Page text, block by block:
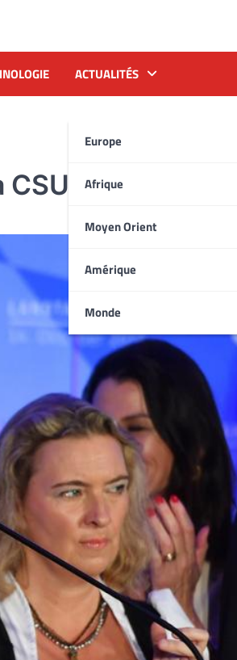
ACTUALITÉS
Europe
Afrique
Moyen Orient
Amérique
Monde
en Bavière